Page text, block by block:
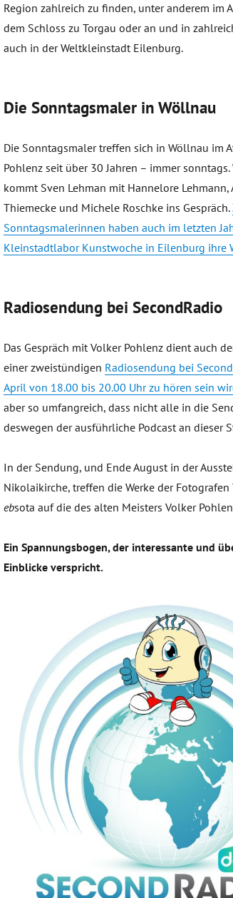
Region zahlreich zu finden, unter anderem im
dem Schloss zu Torgau oder an und in
auch in der Weltkleinstadt Eilenburg.
Die Sonntagsmaler in Wöllnau
Die Sonntagsmaler treffen sich in Wöllnau im
Pohlenz seit über 30 Jahren – immer
kommt Sven Lehman mit Hannelore Lehmann,
Thiemecke und Michele Roschke ins Gespräch.
Sonntagsmalerinnen haben auch im letzten
Kleinstadtlabor Kunstwoche in Eilenburg ihre
Radiosendung bei SecondRadio
Das Gespräch mit Volker Pohlenz dient auch
einer zweistündigen Radiosendung bei
April von 18.00 bis 20.00 Uhr zu hören sein
aber so umfangreich, dass nicht alle in die
deswegen der ausführliche Podcast an dieser
In der Sendung, und Ende August in der
Nikolaikirche, treffen die Werke der Fotografen
ebsota auf die des alten Meisters Volker
Ein Spannungsbogen, der interessante und
Einblicke verspricht.